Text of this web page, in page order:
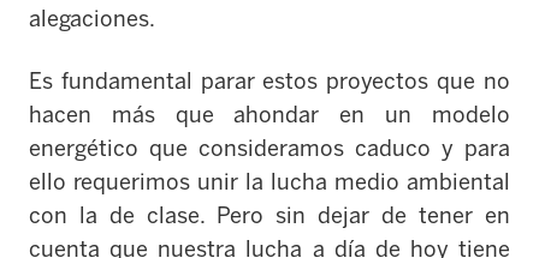
alegaciones.
Es fundamental parar estos proyectos que no
hacen más que ahondar en un modelo
energético que consideramos caduco y para
ello requerimos unir la lucha medio ambiental
con la de clase. Pero sin dejar de tener en
cuenta que nuestra lucha a día de hoy tiene